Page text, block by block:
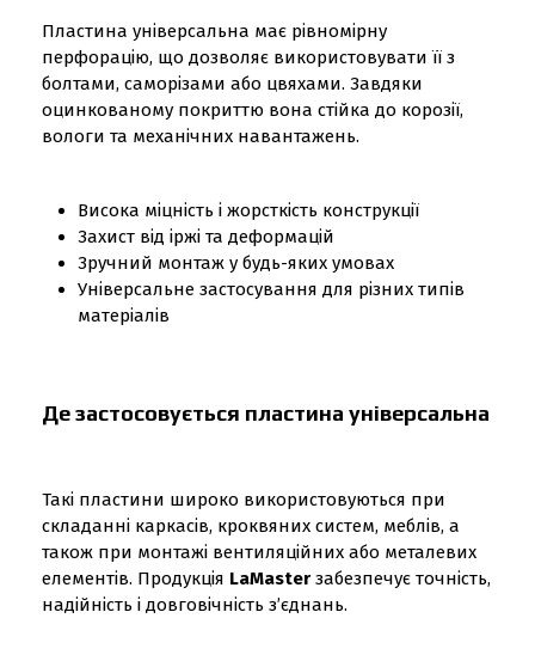
Пластина універсальна має рівномірну
перфорацію, що дозволяє використовувати її з
болтами, саморізами або цвяхами. Завдяки
оцинкованому покриттю вона стійка до корозії,
вологи та механічних навантажень.
Висока міцність і жорсткість конструкції
Захист від іржі та деформацій
Зручний монтаж у будь-яких умовах
Універсальне застосування для різних типів
матеріалів
Де застосовується пластина універсальна
Такі пластини широко використовуються при
складанні каркасів, кроквяних систем, меблів, а
також при монтажі вентиляційних або металевих
елементів. Продукція LaMaster забезпечує точність,
надійність і довговічність з’єднань.